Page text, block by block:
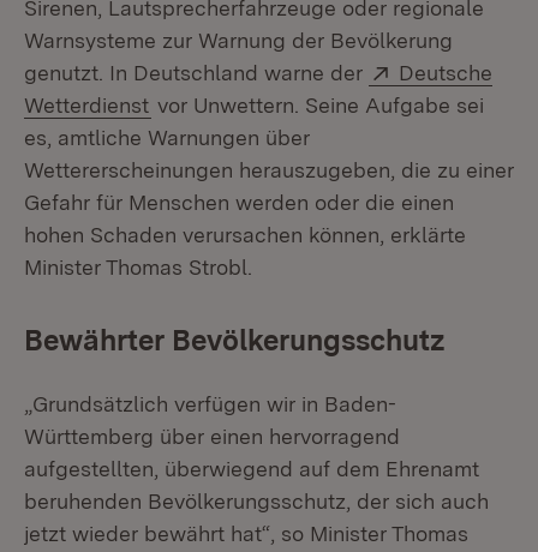
Sirenen, Lautsprecherfahrzeuge oder regionale
Warnsysteme zur Warnung der Bevölkerung
genutzt. In Deutschland warne der
Extern:
Deutsche
Wetterdienst (Öffnet in neuem Fenster)
vor Unwettern. Seine Aufgabe sei
es, amtliche Warnungen über
Wettererscheinungen herauszugeben, die zu einer
Gefahr für Menschen werden oder die einen
hohen Schaden verursachen können, erklärte
Minister Thomas Strobl.
Bewährter Bevölkerungsschutz
„Grundsätzlich verfügen wir in Baden-
Württemberg über einen hervorragend
aufgestellten, überwiegend auf dem Ehrenamt
beruhenden Bevölkerungsschutz, der sich auch
jetzt wieder bewährt hat“, so Minister Thomas